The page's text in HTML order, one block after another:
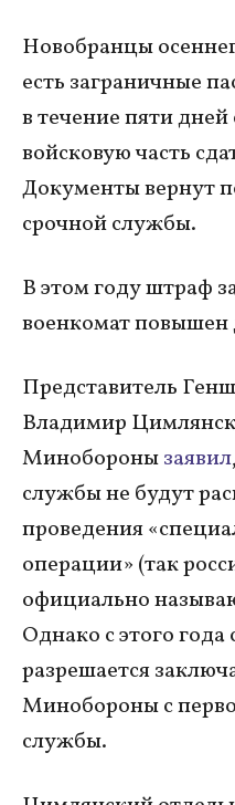
Новобранцы
есть заграничные
в течение пяти
войсковую часть
Документы вернут
срочной службы.
В этом году штраф
военкомат повышен
Представитель
Владимир
Миноборонызаявил
службы не будут
проведения
операции» (так
официально
Однако с этого
разрешается
Минобороны с
службы.